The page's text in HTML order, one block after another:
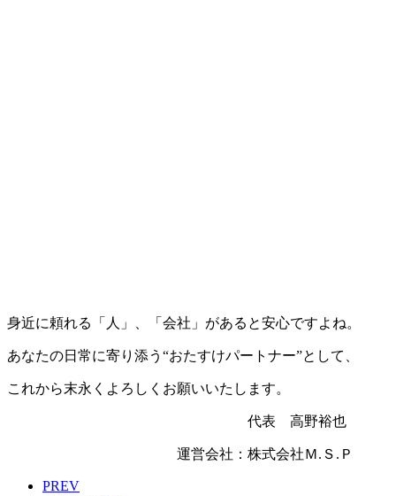
身近に頼れる「人」、「会社」があると安心ですよね。
あなたの日常に寄り添う“おたすけパートナー”として、
これから末永くよろしくお願いいたします。
代表 高野裕也
運営会社：株式会社Ｍ.Ｓ.Ｐ
PREV